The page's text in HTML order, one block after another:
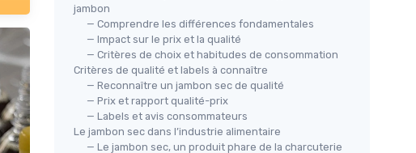
jambon
— Comprendre les différences fondamentales
— Impact sur le prix et la qualité
— Critères de choix et habitudes de consommation
Critères de qualité et labels à connaître
— Reconnaître un jambon sec de qualité
— Prix et rapport qualité-prix
— Labels et avis consommateurs
Le jambon sec dans l’industrie alimentaire
— Le jambon sec, un produit phare de la charcuterie